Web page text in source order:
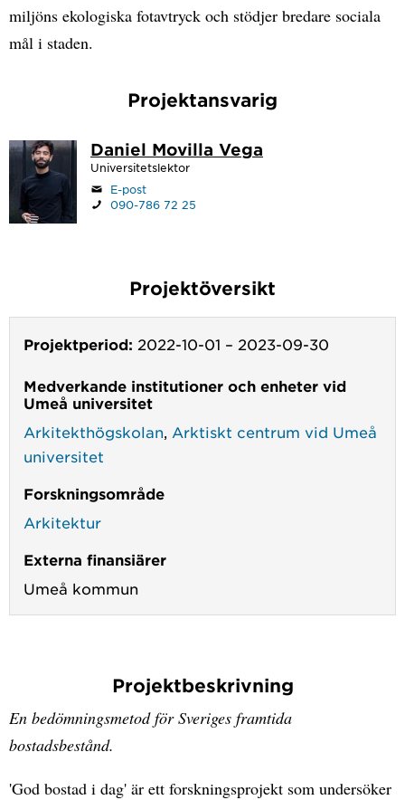
miljöns ekologiska fotavtryck och stödjer bredare sociala
mål i staden.
Projektansvarig
Daniel Movilla Vega
Universitetslektor
E-post
090-786 72 25
Projektöversikt
Projektperiod: 2022-10-01 – 2023-09-30
Medverkande institutioner och enheter vid
Umeå universitet
Arkitekthögskolan Arktiskt centrum vid Umeå
universitet
Forskningsområde
Arkitektur
Externa finansiärer
Umeå kommun
Projektbeskrivning
En bedömningsmetod för Sveriges framtida
bostadsbestånd.
'God bostad i dag' är ett forskningsprojekt som undersöker